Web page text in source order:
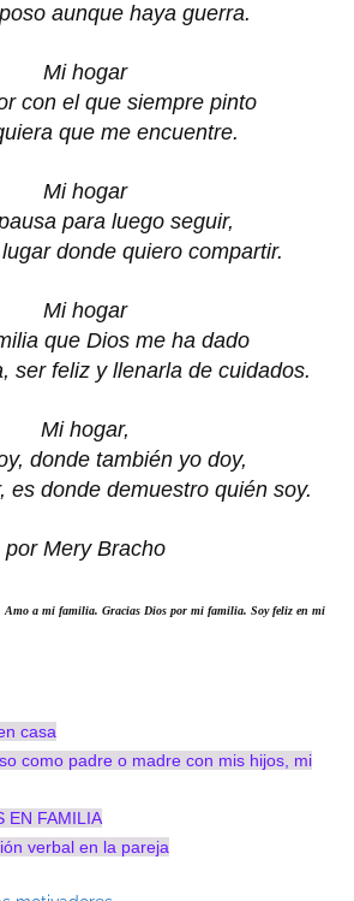
aunque haya guerra.
Mi hogar
con el que siempre pinto
que me encuentre.
Mi hogar
para luego seguir,
donde quiero compartir.
Mi hogar
que Dios me ha dado
ser feliz y llenarla de cuidados.
Mi hogar,
donde también yo doy,
es donde demuestro quién soy.
por Mery Bracho
a mi familia. Gracias Dios por mi familia. Soy feliz en mi
casa
como padre o madre con mis hijos, mi
EN FAMILIA
verbal en la pareja